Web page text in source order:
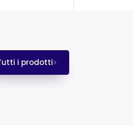
i prodotti